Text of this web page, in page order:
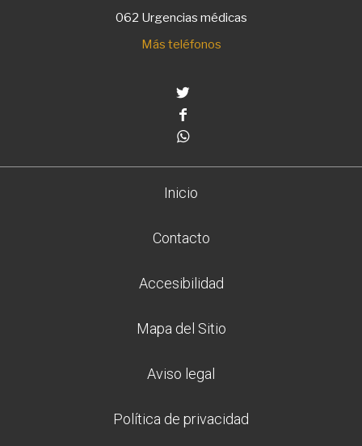
062 Urgencias médicas
Más teléfonos
Inicio
Contacto
Accesibilidad
Mapa del Sitio
Aviso legal
Política de privacidad